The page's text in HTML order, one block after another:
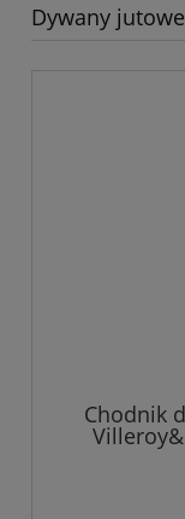
Dywany jutowe
Chodnik